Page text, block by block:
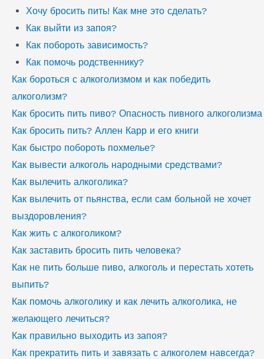
Хочу бросить пить! Как мне это сделать?
Как выйти из запоя?
Как побороть зависимость?
Как помочь родственнику?
Как бороться с алкоголизмом и как победить
алкоголизм?
Как бросить пить пиво? Опасность пивного алкоголизма
Как бросить пить? Аллен Карр и его книги
Как быстро побороть похмелье?
Как вывести алкоголь народными средствами?
Как вылечить алкоголика?
Как вылечить от пьянства, если сам больной не хочет
выздоровления?
Как жить с алкоголиком?
Как заставить бросить пить человека?
Как не пить больше пиво, алкоголь и перестать хотеть
выпить?
Как помочь алкоголику и как лечить алкоголика, не
желающего лечиться?
Как правильно выходить из запоя?
Как прекратить пить и завязать с алкоголем навсегда?